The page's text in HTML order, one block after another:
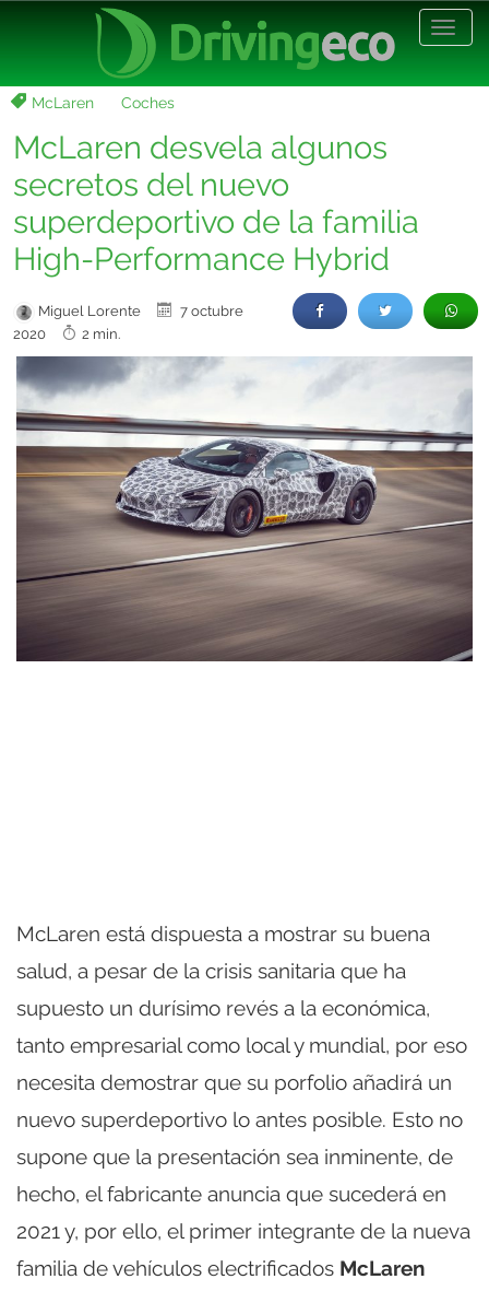
McLaren Coches
McLaren desvela algunos
secretos del nuevo
superdeportivo de la familia
High-Performance Hybrid
Miguel Lorente
7 octubre
2020
2 min.
McLaren está dispuesta a mostrar su buena
salud, a pesar de la crisis sanitaria que ha
supuesto un durísimo revés a la económica,
tanto empresarial como local y mundial, por eso
necesita demostrar que su porfolio añadirá un
nuevo superdeportivo lo antes posible. Esto no
supone que la presentación sea inminente, de
hecho, el fabricante anuncia que sucederá en
2021 y, por ello, el primer integrante de la nueva
familia de vehículos electrificados McLaren